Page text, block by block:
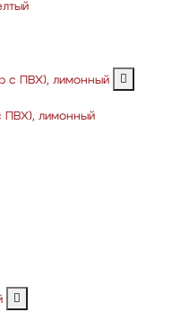
ПВХ), лимонный